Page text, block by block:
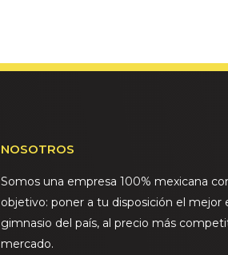
NOSOTROS
Somos una empresa 100% mexicana
objetivo: poner a tu disposición el mejor
gimnasio del país, al precio más
mercado.